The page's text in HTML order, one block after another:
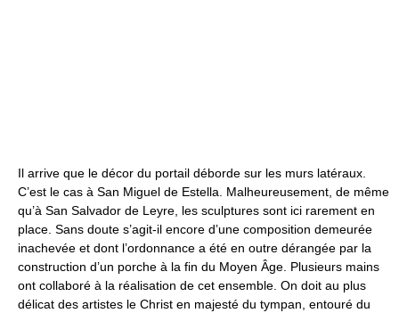
Il arrive que le décor du portail déborde sur les murs latéraux.
C’est le cas à San Miguel de Estella. Malheureusement, de même
qu’à San Salvador de Leyre, les sculptures sont ici rarement en
place. Sans doute s’agit-il encore d’une composition demeurée
inachevée et dont l’ordonnance a été en outre dérangée par la
construction d’un porche à la fin du Moyen Âge. Plusieurs mains
ont collaboré à la réalisation de cet ensemble. On doit au plus
délicat des artistes le Christ en majesté du tympan, entouré du